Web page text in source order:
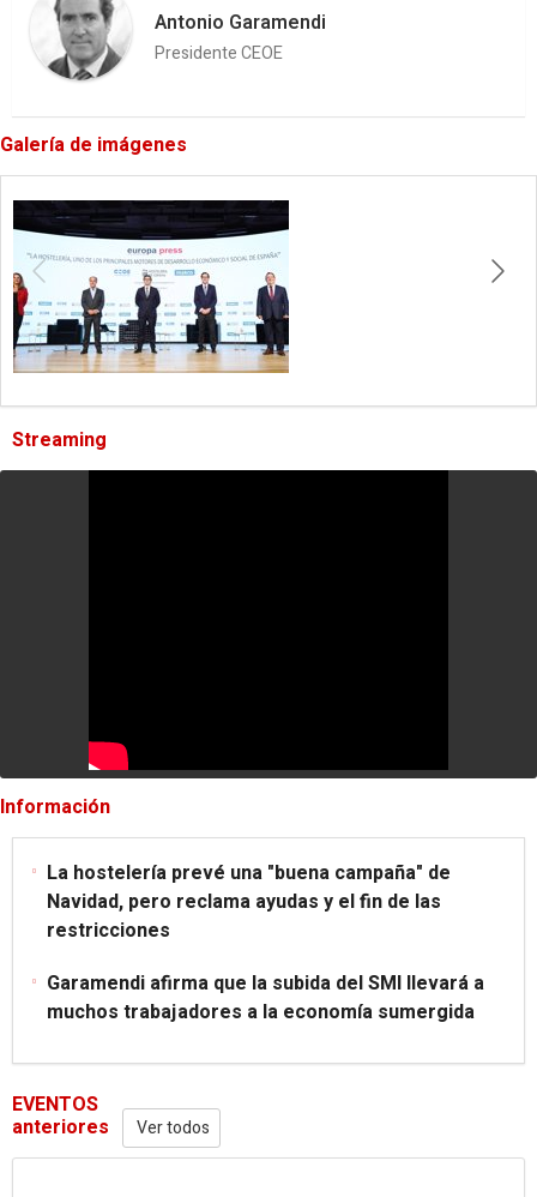
Antonio Garamendi
Presidente CEOE
Galería de imágenes
Streaming
Información
La hostelería prevé una "buena campaña" de
Navidad, pero reclama ayudas y el fin de las
restricciones
Garamendi afirma que la subida del SMI llevará a
muchos trabajadores a la economía sumergida
EVENTOS
anteriores Ver todos